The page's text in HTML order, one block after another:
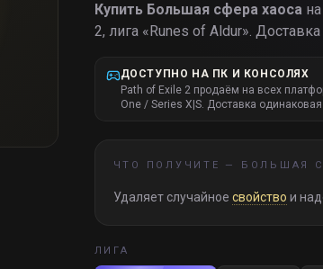
Купить Большая сфера хаоса
2, лига «Runes of Aldur».
ДОСТУПНО НА ПК И КОНСОЛЯХ
Path of Exile 2 продаём на всех
One / Series X|S. Доставка
ЧТО ПОЛУЧИТЕ — БОЛЬШАЯ
Удаляет случайное свойство и
ЛИГА